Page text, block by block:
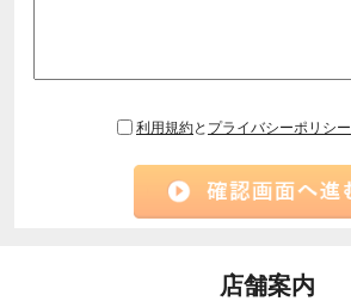
利用規約と プライバシーポリシー
店舗案内